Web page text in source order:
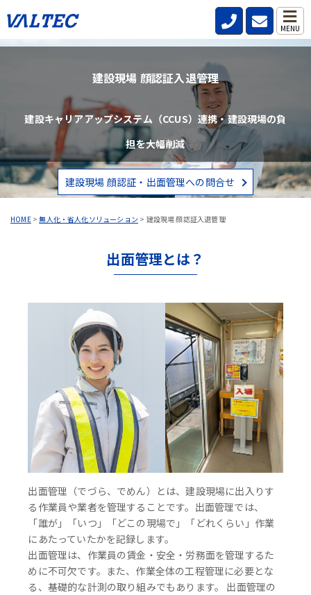
MENU
HOME>無人化・省人化ソリューション > 建設現場 顔認証入退管理
建設現場 顔認証入退管理
建設キャリアアップシステム（CCUS）連携・建設現場の負
担を大幅削減
建設現場 顔認証・出面管理への問合せ
出面管理とは？
出面管理（でづら、でめん）とは、建設現場に出入りす
る作業員や業者を管理することです。出面管理では、
「誰が」「いつ」「どこの現場で」「どれくらい」作業
にあたっていたかを記録します。
出面管理は、作業員の賃金・安全・労務面を管理するた
めに不可欠です。また、作業全体の工程管理に必要とな
る、基礎的な計測の取り組みでもあります。 出面管理の